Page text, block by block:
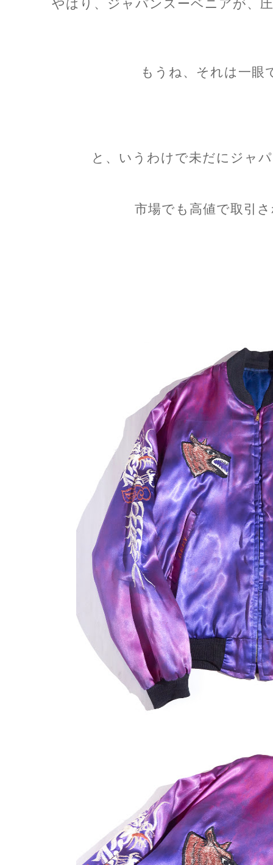
やはり、ジャパンスーベニアが、
もうね、それは一眼
と、いうわけで未だにジャ
市場でも高値で取引